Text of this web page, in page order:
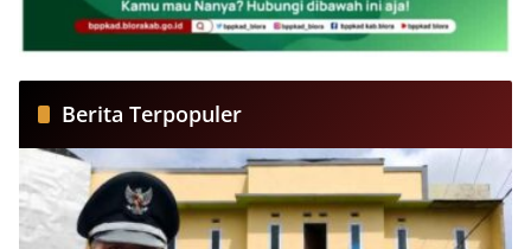
Berita Terpopuler